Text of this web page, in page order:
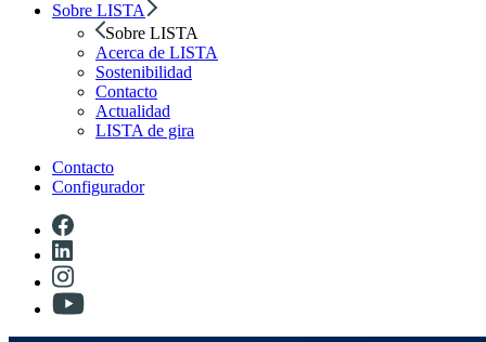
Sobre LISTA
Sobre LISTA
Acerca de LISTA
Sostenibilidad
Contacto
Actualidad
LISTA de gira
Contacto
Configurador